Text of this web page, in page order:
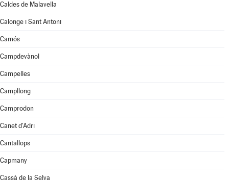
Caldes de Malavella
Calonge i Sant Antoni
Camós
Campdevànol
Campelles
Campllong
Camprodon
Canet d'Adri
Cantallops
Capmany
Cassà de la Selva